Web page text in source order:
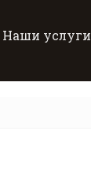
Наши услуги